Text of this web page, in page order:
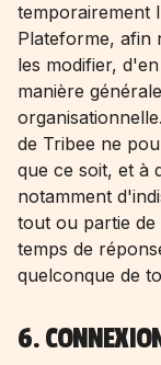
temporairement
Plateforme, afin
les modifier,
manière
de Tribee ne
que ce soit, et à
notamment
tout ou partie
temps de
quelconque de
6.